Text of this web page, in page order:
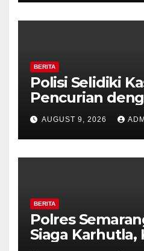
BERITA
Polisi Selidiki
Pencurian
di Counter HP
Ambarawa.
AUGUST 9, 2026
BERITA
Polres
Siaga Karhutla,